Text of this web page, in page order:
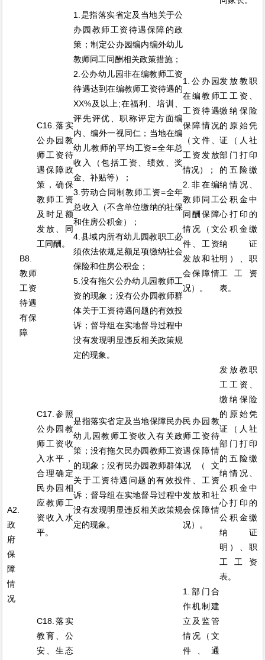
A2.
政
府
保
障
情
况
B8.
教师
工资
待遇
有保
障
C16.落实
公办园教
师工资待
遇保障政
策，确保
教师工资
及时足额
发放、同
工同酬。
1.是指落实省定及当地关于公
办园教师工资待遇保障的政
策；制定公办园编内编外幼儿
教师同工同酬相关政策措施；
2.公办幼儿园非在编教师工资
待遇达到在编教师工资待遇的
XX%及以上;在福利、培训、
评先评优、职称评定方面编
内、编外一视同仁；当地在编
幼儿教师的平均工资=全年总
收入（包括工资、绩效、奖
金、补贴等）；
3.劳动合同制教师工资=全年
总收入（不含单位缴纳的社保
和住房公积金）；
4.县域内所有幼儿园教职工必
须依法依规足额足项缴纳社会
保险和住房公积金；
5.没有拖欠公办幼儿园教师工
资的现象；没有公办园教师群
体关于工资待遇问题的有效投
诉；督导组在实地督导过程中
没有发现明显违反相关政策规
定的现象。
1.公办园
在编教师
工资待遇
保障情况
（文件、
工资发放
情况）；
2.非在编
教师同工
同酬保障
情况（文
件、工资
发放和社
会保障情
况）。
发放教职
工工资、
缴纳保险
的原始凭
证（人社
部门打印
的五险缴
纳情况、
公积金中
心打印的
公积金缴
纳证
明）、职
工工资
表。
C17.参照
公办园教
师工资收
入水平，
合理确定
民办园相
应教师工
资收入水
平。
是指落实省定及当地保障民办
幼儿园教师工资收入有关政
策；没有拖欠民办园教师工资
的现象；没有民办园教师群体
关于工资待遇问题的有效投
诉；督导组在实地督导过程中
没有发现明显违反相关政策规
定的现象。
民办园教
师工资待
遇保障情
况（文
件、工资
发放和社
会保障情
况）。
发放教职
工工资、
缴纳保险
的原始凭
证（人社
部门打印
的五险缴
纳情况、
公积金中
心打印的
公积金缴
纳证
明）、职
工工资
表。
C18.落实
教育、公
安、生态
1.部门合
作机制建
立及监管
情况（文
件、通